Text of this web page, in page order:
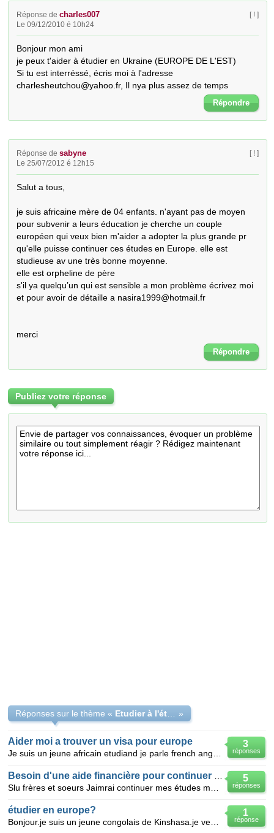
Réponse decharles007
Le 09/12/2010 é 10h24
[ ! ]
Bonjour mon ami
je peux t'aider à étudier en Ukraine (EUROPE DE L'EST)
Si tu est interréssé, écris moi à l'adresse
charlesheutchou@yahoo.fr, Il nya plus assez de temps
Répondre
Réponse desabyne
Le 25/07/2012 é 12h15
[ ! ]
Salut a tous,
je suis africaine mère de 04 enfants. n'ayant pas de moyen
pour subvenir a leurs éducation je cherche un couple
européen qui veux bien m'aider a adopter la plus grande pr
qu'elle puisse continuer ces études en Europe. elle est
studieuse av une très bonne moyenne.
elle est orpheline de père
s'il ya quelqu’un qui est sensible a mon problème écrivez moi
et pour avoir de détaille a nasira1999@hotmail.fr
merci
Répondre
Publiez votre réponse
Réponses sur le thème « »
3
réponses
Aider moi a trouver un visa pour europe
5
réponses
1
réponse
étudier en europe?